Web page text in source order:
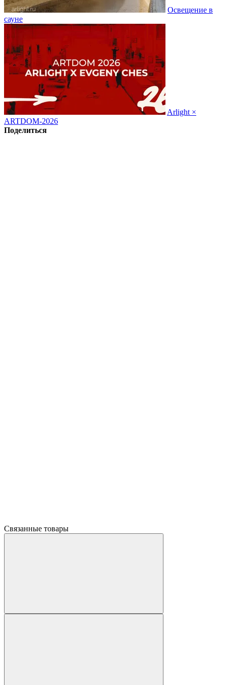
Освещение в
сауне
Arlight ×
ARTDOM-2026
Поделиться
Связанные товары